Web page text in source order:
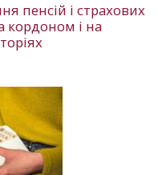
пенсій і страхових
кордоном і на